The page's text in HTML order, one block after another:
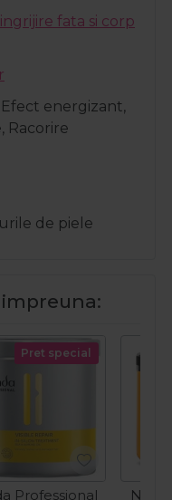
fata si corp
Efect energizant,
Racorire
de piele
Pret special
Professional